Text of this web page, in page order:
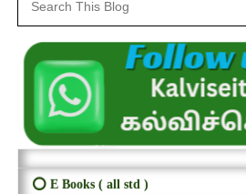
⭕ E Books ( all std )